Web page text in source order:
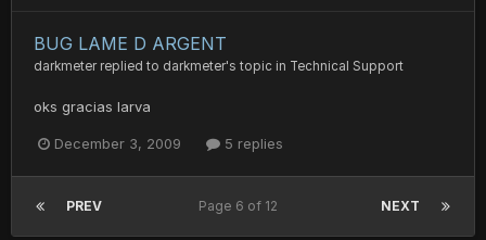
BUG LAME D ARGENT
darkmeter replied to darkmeter's topic in Technical Support
oks gracias larva
December 3, 2009 5 replies
PREV NEXT
Page 6 of 12